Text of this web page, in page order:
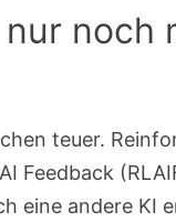
nur noch
teuer.
Feedback
eine andere KI